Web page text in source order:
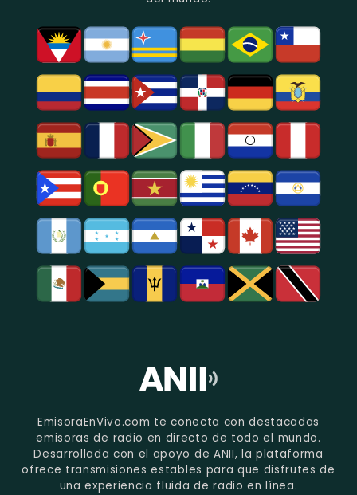
EmisoraEnVivo.com te conecta con destacadas
emisoras de radio en directo de todo el mundo.
Desarrollada con el apoyo de ANII, la plataforma
ofrece transmisiones estables para que disfrutes de
una experiencia fluida de radio en línea.